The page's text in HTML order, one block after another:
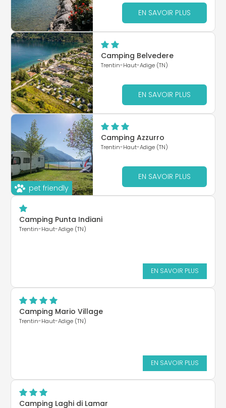
EN SAVOIR PLUS
Camping Belvedere
Trentin-Haut-Adige (TN)
EN SAVOIR PLUS
pet friendly
Camping Azzurro
Trentin-Haut-Adige (TN)
EN SAVOIR PLUS
Camping Punta Indiani
Trentin-Haut-Adige (TN)
EN SAVOIR PLUS
Camping Mario Village
Trentin-Haut-Adige (TN)
EN SAVOIR PLUS
Camping Laghi di Lamar